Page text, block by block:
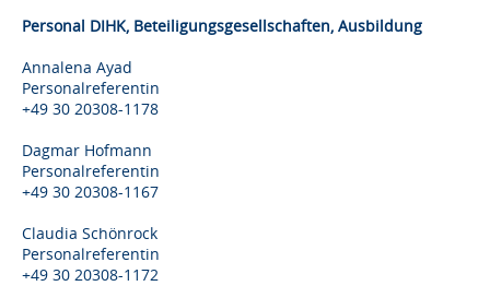
Personal DIHK, Beteiligungsgesellschaften, Ausbildung
Annalena Ayad
Personalreferentin
+49 30 20308-1178
Dagmar Hofmann
Personalreferentin
+49 30 20308-1167
Claudia Schönrock
Personalreferentin
+49 30 20308-1172